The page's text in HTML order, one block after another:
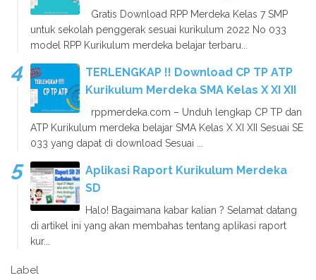
Gratis Download RPP Merdeka Kelas 7 SMP
untuk sekolah penggerak sesuai kurikulum 2022 No 033
model RPP Kurikulum merdeka belajar terbaru...
TERLENGKAP !! Download CP TP ATP
Kurikulum Merdeka SMA Kelas X XI XII
rppmerdeka.com – Unduh lengkap CP TP dan
ATP Kurikulum merdeka belajar SMA Kelas X XI XII Sesuai SE
033 yang dapat di download Sesuai ...
Aplikasi Raport Kurikulum Merdeka
SD
Halo! Bagaimana kabar kalian ? Selamat datang
di artikel ini yang akan membahas tentang aplikasi raport
kur...
Label